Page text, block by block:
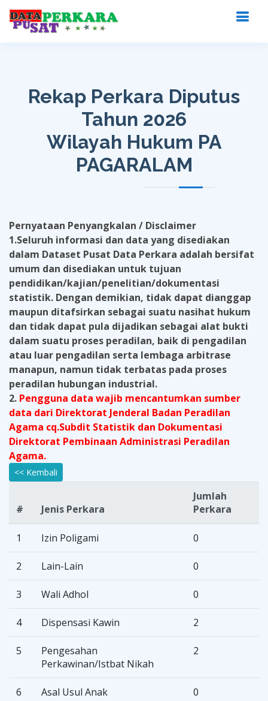
Rekap Perkara Diputus
Tahun 2026
Wilayah Hukum PA
PAGARALAM
Pernyataan Penyangkalan / Disclaimer
1.Seluruh informasi dan data yang disediakan
dalam Dataset Pusat Data Perkara adalah bersifat
umum dan disediakan untuk tujuan
pendidikan/kajian/penelitian/dokumentasi
statistik. Dengan demikian, tidak dapat dianggap
maupun ditafsirkan sebagai suatu nasihat hukum
dan tidak dapat pula dijadikan sebagai alat bukti
dalam suatu proses peradilan, baik di pengadilan
atau luar pengadilan serta lembaga arbitrase
manapun, namun tidak terbatas pada proses
peradilan hubungan industrial.
2. Pengguna data wajib mencantumkan sumber
data dari Direktorat Jenderal Badan Peradilan
Agama cq.Subdit Statistik dan Dokumentasi
Direktorat Pembinaan Administrasi Peradilan
Agama.
<< Kembali
# Jenis Perkara
Jumlah
Perkara
1 Izin Poligami 0
2 Lain-Lain 0
3 Wali Adhol 0
4 Dispensasi Kawin 2
5
Pengesahan
Perkawinan/Istbat Nikah
2
6 Asal Usul Anak 0